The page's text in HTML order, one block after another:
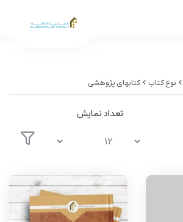
نوع کتاب کتابهای پژوهشی
تعداد نمایش